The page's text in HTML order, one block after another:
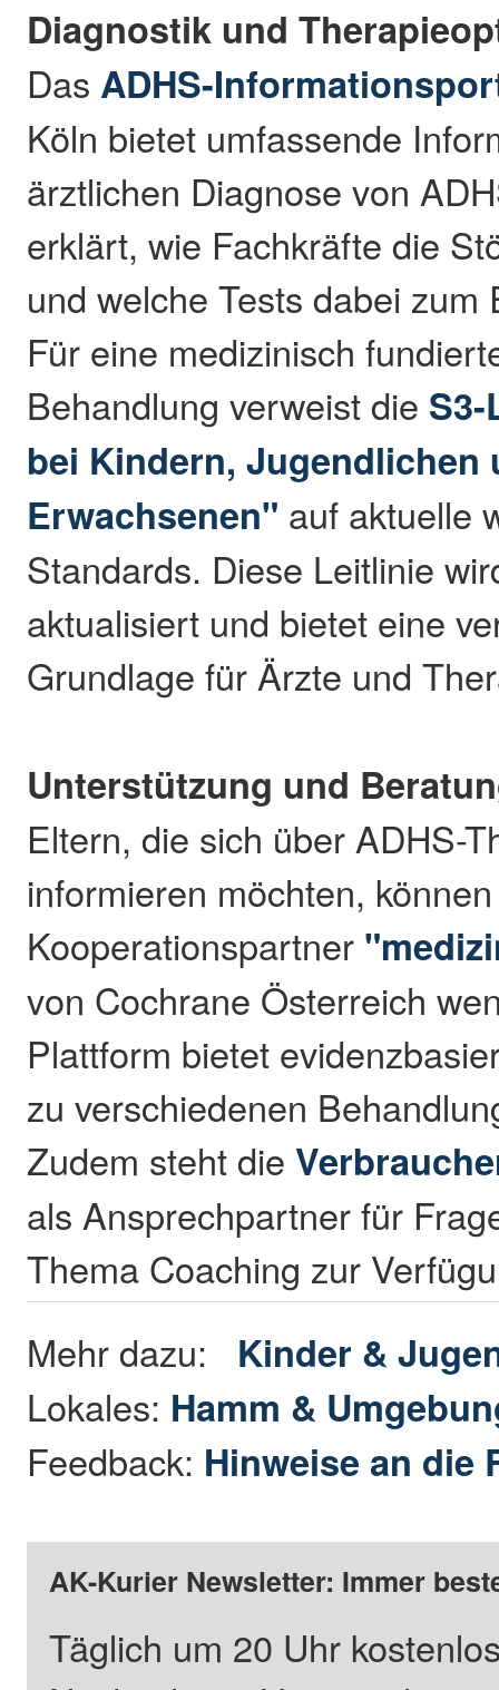
Diagnostik und
Das ADHS-
Köln bietet umfassende
ärztlichen Diagnose von
erklärt, wie Fachkräfte die
und welche Tests dabei zum
Für eine medizinisch
Behandlung verweist die
bei Kindern, Jugendlichen
Erwachsenen" auf aktuelle
Standards. Diese Leitlinie
aktualisiert und bietet eine
Grundlage für Ärzte und
Unterstützung und
Eltern, die sich über ADHS-
informieren möchten,
Kooperationspartner
von Cochrane Österreich
Plattform bietet
zu verschiedenen
Zudem steht die
als Ansprechpartner für
Thema Coaching zur
Mehr dazu: Kinder &
Lokales: Hamm &
Feedback: Hinweise an die
AK-Kurier Newsletter: Immer
Täglich um 20 Uhr